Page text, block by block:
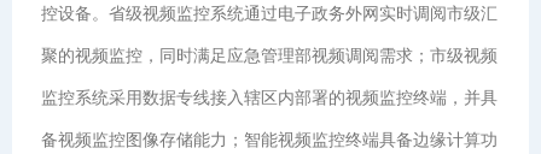
控设备。省级视频监控系统通过电子政务外网实时调阅市级汇
聚的视频监控，同时满足应急管理部视频调阅需求；市级视频
监控系统采用数据专线接入辖区内部署的视频监控终端，并具
备视频监控图像存储能力；智能视频监控终端具备边缘计算功